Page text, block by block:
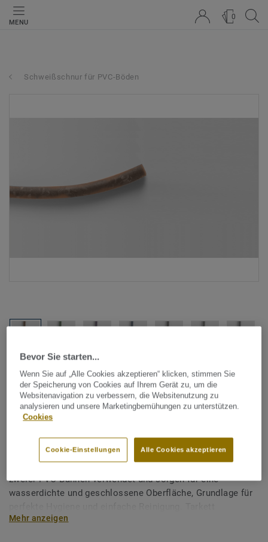
MENU
0
Schweißschnur für PVC-Böden
Alle Designs anzeigen (1146)
Tarkett Zubehör Komplettsortiment|Schweißschnüre
Schweißschnur für PVC-Böden
- Multicolour ORION 140
Schweißschnüre werden zur thermischen Verschweißung
zweier PVC-Bahnen verwendet und sorgen für eine
wasserdichte und geschlossene Oberfläche, Grundlage für
Schweißschnüre sind erhältlich in den Varianten Uni und
Mehr anzeigen
Bevor Sie starten...
Wenn Sie auf „Alle Cookies akzeptieren“ klicken, stimmen Sie
der Speicherung von Cookies auf Ihrem Gerät zu, um die
Websitenavigation zu verbessern, die Websitenutzung zu
analysieren und unsere Marketingbemühungen zu unterstützen.
Cookies
Alle Cookies akzeptieren
Cookie-Einstellungen